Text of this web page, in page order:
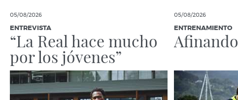
05/08/2026
ENTREVISTA
“La Real hace mucho
por los jóvenes”
05/08/2026
ENTRENAMIENTO
Afinando